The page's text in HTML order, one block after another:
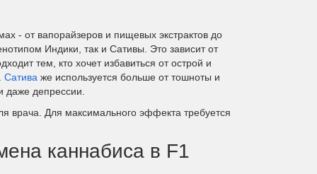
- от вапорайзеров и пищевых экстрактов до
Индики, так и Сативы. Это зависит от
тем, кто хочет избавиться от острой и
Сатива же используется больше от тошноты и
даже депрессии.
врача. Для максимального эффекта требуется
каннабиса в F1